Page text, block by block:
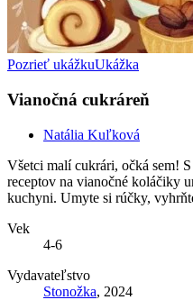
Pozrieť ukážkuUkážka
Vianočná cukráreň
Natália Kuľková
Všetci malí cukrári, očká sem!
receptov na vianočné koláčiky
kuchyni. Umyte si rúčky,
Vek
4-6
Vydavateľstvo
Stonožka, 2024